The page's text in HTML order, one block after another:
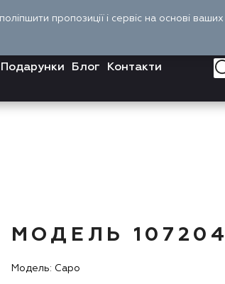
Оплата і доставка
Подарунки Блог Контакти
МОДЕЛЬ 107204
Модель: Capo
пропозиції і сервіс на основі ваших